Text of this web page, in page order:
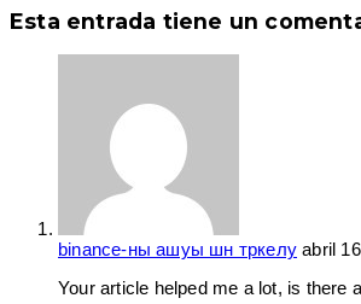
Esta entrada tiene un
binance-ны ашуы шн тркелу abril
Your article helped me a lot, is there